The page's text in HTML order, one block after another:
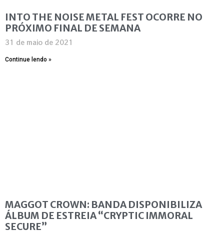
INTO THE NOISE METAL FEST OCORRE NO
PRÓXIMO FINAL DE SEMANA
31 de maio de 2021
Continue lendo »
MAGGOT CROWN: BANDA DISPONIBILIZA
ÁLBUM DE ESTREIA “CRYPTIC IMMORAL
SECURE”